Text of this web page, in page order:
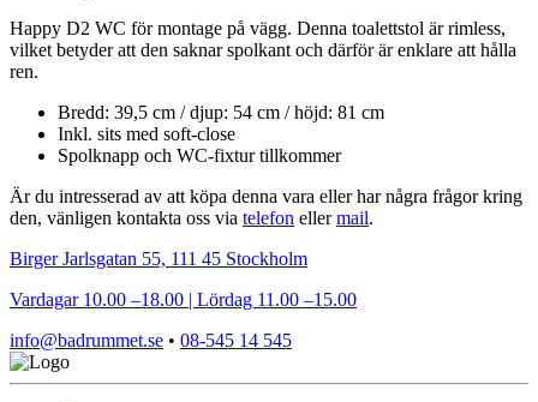
Happy D2 WC för montage på vägg. Denna toalettstol är rimless,
vilket betyder att den saknar spolkant och därför är enklare att hålla
ren.
Bredd: 39,5 cm / djup: 54 cm / höjd: 81 cm
Inkl. sits med soft-close
Spolknapp och WC-fixtur tillkommer
Är du intresserad av att köpa denna vara eller har några frågor kring
den, vänligen kontakta oss via telefon ellermail.
Birger Jarlsgatan 55, 111 45 Stockholm
Vardagar 10.00 –18.00 | Lördag 11.00 –15.00
info@badrummet.se • 08-545 14 545